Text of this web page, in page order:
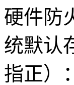
硬件防
统默认
指正）：